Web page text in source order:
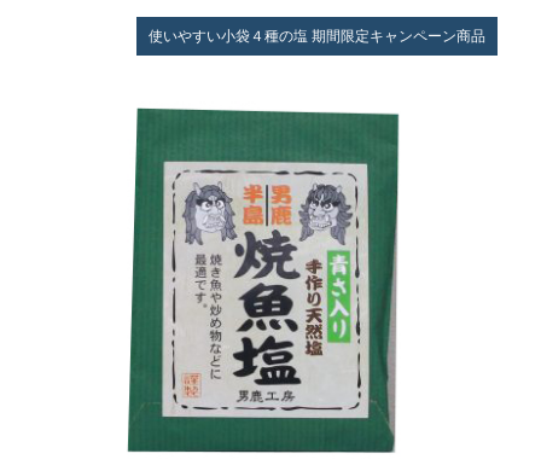
使いやすい小袋４種の塩 期間限定キャンペーン商品